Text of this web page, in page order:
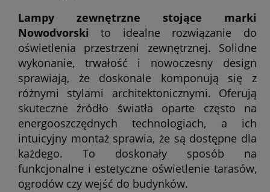
Lampy zewnętrzne stojące marki
Nowodvorski to idealne rozwiązanie do
oświetlenia przestrzeni zewnętrznej. Solidne
wykonanie, trwałość i nowoczesny design
sprawiają, że doskonale komponują się z
różnymi stylami architektonicznymi. Oferują
skuteczne źródło światła oparte często na
energooszczędnych technologiach, a ich
intuicyjny montaż sprawia, że są dostępne dla
każdego. To doskonały sposób na
funkcjonalne i estetyczne oświetlenie tarasów,
ogrodów czy wejść do budynków.